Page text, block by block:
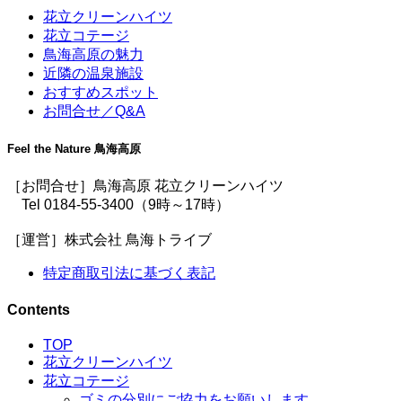
花立クリーンハイツ
花立コテージ
鳥海高原の魅力
近隣の温泉施設
おすすめスポット
お問合せ／Q&A
Feel the Nature 鳥海高原
［お問合せ］鳥海高原 花立クリーンハイツ
Tel 0184-55-3400（9時～17時）
［運営］株式会社 鳥海トライブ
特定商取引法に基づく表記
Contents
TOP
花立クリーンハイツ
花立コテージ